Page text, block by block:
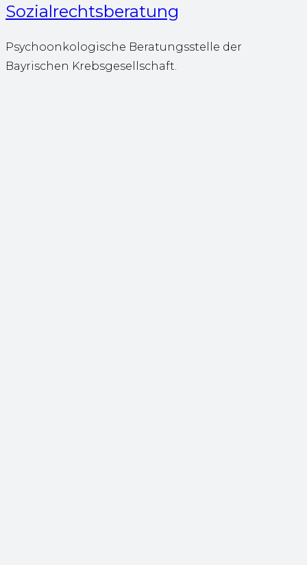
Sozialrechtsberatung
Psychoonkologische Beratungsstelle der
Bayrischen Krebsgesellschaft.